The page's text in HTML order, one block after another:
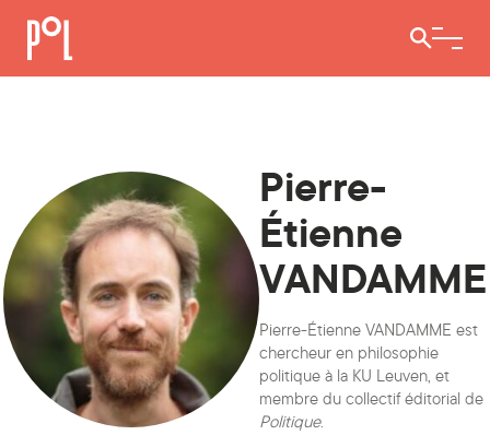
Ouvrir /
Pierre-
Étienne
VANDAMME
Pierre-Étienne VANDAMME est
chercheur en philosophie
politique à la KU Leuven, et
membre du collectif éditorial de
Politique.